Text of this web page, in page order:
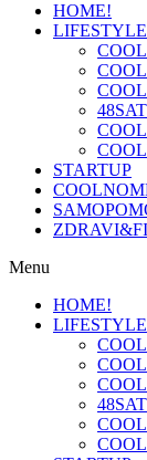
HOME!
LIFESTYLE
STARTUP
Menu
HOME!
LIFESTYLE